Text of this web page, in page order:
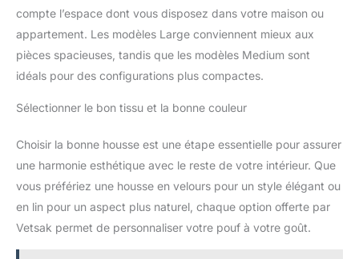
compte l’espace dont vous disposez dans votre maison ou
appartement. Les modèles Large conviennent mieux aux
pièces spacieuses, tandis que les modèles Medium sont
idéals pour des configurations plus compactes.
Sélectionner le bon tissu et la bonne couleur
Choisir la bonne housse est une étape essentielle pour assurer
une harmonie esthétique avec le reste de votre intérieur. Que
vous préfériez une housse en velours pour un style élégant ou
en lin pour un aspect plus naturel, chaque option offerte par
Vetsak permet de personnaliser votre pouf à votre goût.